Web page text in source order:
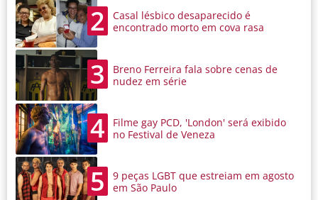
2
Casal lésbico desaparecido é
encontrado morto em cova rasa
3
Breno Ferreira fala sobre cenas de
nudez em série
4
Filme gay PCD, 'London' será exibido
no Festival de Veneza
5
9 peças LGBT que estreiam em agosto
em São Paulo